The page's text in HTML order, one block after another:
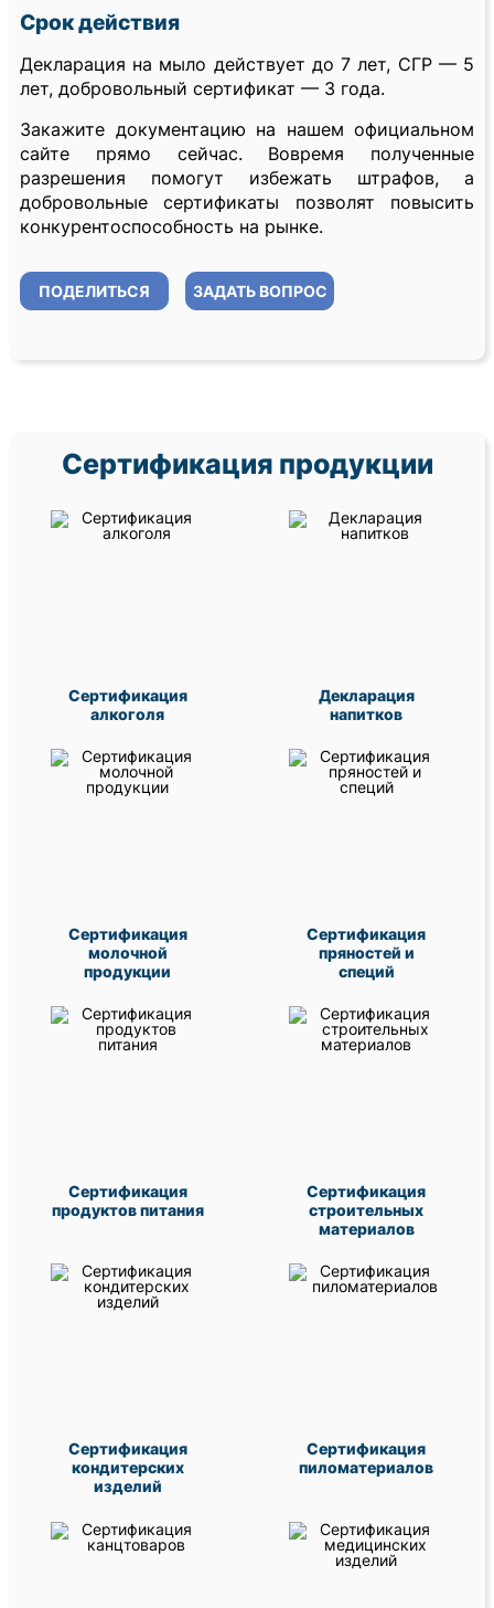
Срок действия
Декларация на мыло действует до 7 лет, СГР — 5
лет, добровольный сертификат — 3 года.
Закажите документацию на нашем официальном
сайте прямо сейчас. Вовремя полученные
разрешения помогут избежать штрафов, а
добровольные сертификаты позволят повысить
конкурентоспособность на рынке.
ПОДЕЛИТЬСЯ ЗАДАТЬ ВОПРОС
Сертификация продукции
Сертификация
алкоголя
Декларация
напитков
Сертификация
молочной
продукции
Сертификация
пряностей и
специй
Сертификация
продуктов питания
Сертификация
строительных
материалов
Сертификация
кондитерских
изделий
Сертификация
пиломатериалов